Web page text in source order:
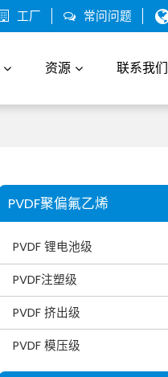
工厂 常问问题
资源 联系我们
PVDF聚偏氟乙烯
PVDF 锂电池级
PVDF注塑级
PVDF 挤出级
PVDF 模压级